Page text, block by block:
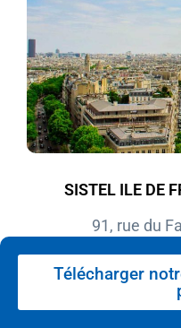
SISTEL ILE DE
91, rue du
Tél. +33
Télécharger